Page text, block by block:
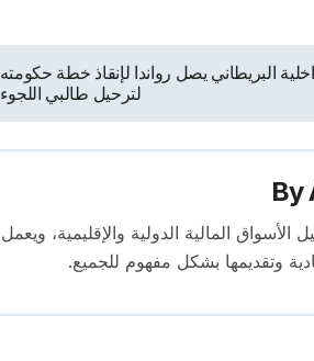
البريطاني يصل رواندا لإنقاذ خطة حكومته
لترحيل طالبي اللجوء
By
كبيرة في تحليل الأسواق المالية الدولية والإقليمية، ويعمل
وتقديمها بشكل مفهوم للجميع.